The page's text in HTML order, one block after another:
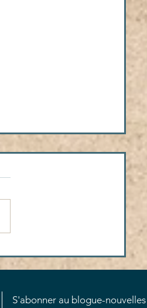
S'abonner au blogue-nouvelles